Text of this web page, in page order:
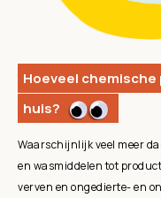
Hoeveel
huis?
Waarschijnlijk veel meer
en wasmiddelen tot
verven en ongedierte- en